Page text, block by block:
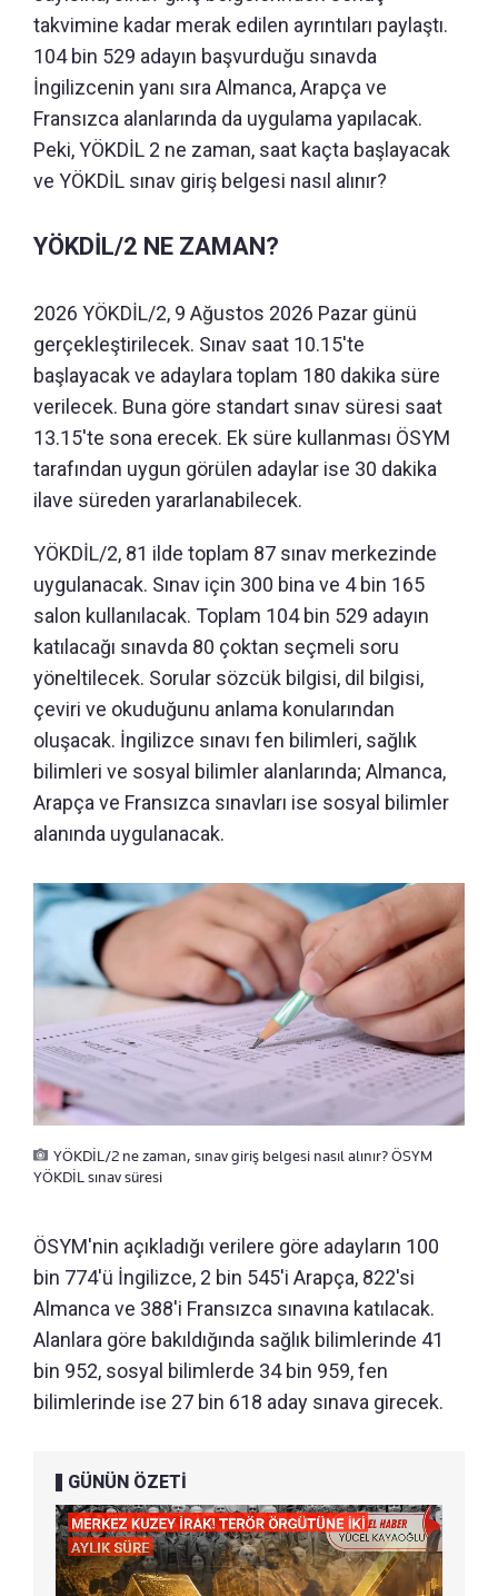
takvimine kadar merak edilen ayrıntıları paylaştı.
104 bin 529 adayın başvurduğu sınavda
İngilizcenin yanı sıra Almanca, Arapça ve
Fransızca alanlarında da uygulama yapılacak.
Peki, YÖKDİL 2 ne zaman, saat kaçta başlayacak
ve YÖKDİL sınav giriş belgesi nasıl alınır?
YÖKDİL/2 NE ZAMAN?
2026 YÖKDİL/2, 9 Ağustos 2026 Pazar günü
gerçekleştirilecek. Sınav saat 10.15'te
başlayacak ve adaylara toplam 180 dakika süre
verilecek. Buna göre standart sınav süresi saat
13.15'te sona erecek. Ek süre kullanması ÖSYM
tarafından uygun görülen adaylar ise 30 dakika
ilave süreden yararlanabilecek.
YÖKDİL/2, 81 ilde toplam 87 sınav merkezinde
uygulanacak. Sınav için 300 bina ve 4 bin 165
salon kullanılacak. Toplam 104 bin 529 adayın
katılacağı sınavda 80 çoktan seçmeli soru
yöneltilecek. Sorular sözcük bilgisi, dil bilgisi,
çeviri ve okuduğunu anlama konularından
oluşacak. İngilizce sınavı fen bilimleri, sağlık
bilimleri ve sosyal bilimler alanlarında; Almanca,
Arapça ve Fransızca sınavları ise sosyal bilimler
alanında uygulanacak.
YÖKDİL/2 ne zaman, sınav giriş belgesi nasıl alınır? ÖSYM
YÖKDİL sınav süresi
ÖSYM'nin açıkladığı verilere göre adayların 100
bin 774'ü İngilizce, 2 bin 545'i Arapça, 822'si
Almanca ve 388'i Fransızca sınavına katılacak.
Alanlara göre bakıldığında sağlık bilimlerinde 41
bin 952, sosyal bilimlerde 34 bin 959, fen
bilimlerinde ise 27 bin 618 aday sınava girecek.
GÜNÜN ÖZETİ